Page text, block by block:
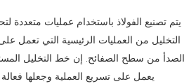
يتم تصنيع الفولاذ باستخدام عمليات متعددة
التخليل من العمليات الرئيسية التي تعمل
الصدأ من سطح الصفائح. إن خط التخليل
يعمل على تسريع العملية وجعلها